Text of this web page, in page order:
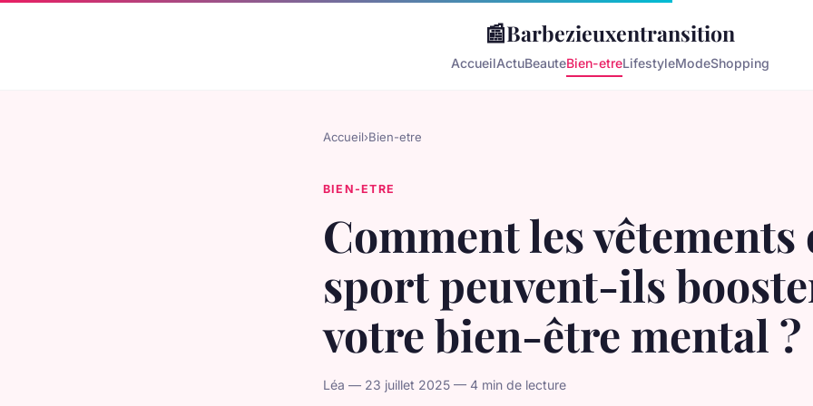
📰Barbezieuxentransition
AccueilActuBeauteBien-etreLifestyleModeShopping
Accueil›Bien-etre
BIEN-ETRE
Comment les vêtements
sport peuvent-ils
votre bien-être mental ?
Léa — 23 juillet 2025 — 4 min de lecture